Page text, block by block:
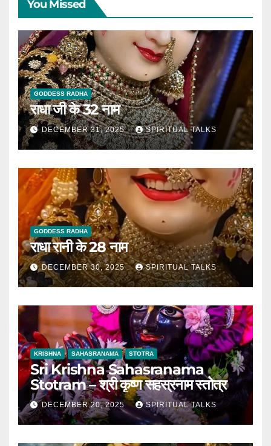
You Missed
GODDESS RADHA
राधा जी के 32 नाम
DECEMBER 31, 2025 SPIRITUAL TALKS
GODDESS RADHA
राधा रानी के 28 नाम
DECEMBER 30, 2025 SPIRITUAL TALKS
KRISHNA SAHASRANAMA STOTRA
Sri Krishna Sahasranama
Stotram – श्री कृष्ण सहस्रनाम स्तोत्र
DECEMBER 20, 2025 SPIRITUAL TALKS